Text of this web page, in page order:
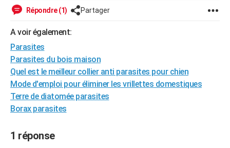
Destinations
City break
Voyage nature
Voyage de noces
Forum
Climat
BONS PLANS
CARTE DE VOEUX
Carte de Noël
Carte Bonne année
Carte Saint-Valentin
Carte Pâques
Carte d'anniversaire
DICTIONNAIRE
COPAINS D'AVANT
Répondre (1) Partager
A voir également:
Parasites
Parasites du bois maison
Quel est le meilleur collier anti parasites pour chien
Mode d'emploi pour éliminer les vrillettes domestiques
Terre de diatomée parasites
Borax parasites
1 réponse